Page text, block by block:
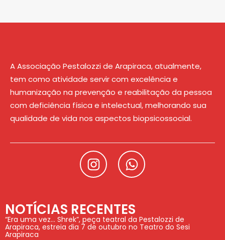
A Associação Pestalozzi de Arapiraca, atualmente,
tem como atividade servir com excelência e
humanização na prevenção e reabilitação da pessoa
com deficiência física e intelectual, melhorando sua
qualidade de vida nos aspectos biopsicossocial.
NOTÍCIAS RECENTES
“Era uma vez… Shrek”, peça teatral da Pestalozzi de
Arapiraca, estreia dia 7 de outubro no Teatro do Sesi
Arapiraca